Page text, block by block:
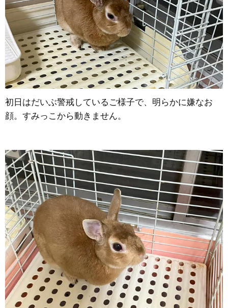
初日はだいぶ警戒しているご様子で、明らかに嫌なお
顔。すみっこから動きません。